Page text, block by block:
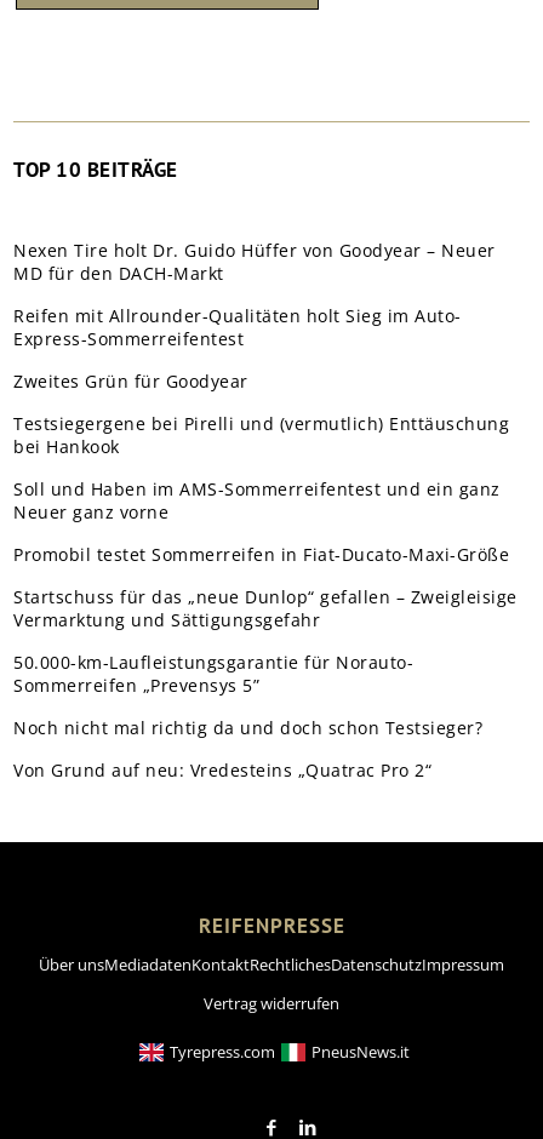
TOP 10 BEITRÄGE
Nexen Tire holt Dr. Guido Hüffer von Goodyear – Neuer
MD für den DACH-Markt
Reifen mit Allrounder-Qualitäten holt Sieg im Auto-
Express-Sommerreifentest
Zweites Grün für Goodyear
Testsiegergene bei Pirelli und (vermutlich) Enttäuschung
bei Hankook
Soll und Haben im AMS-Sommerreifentest und ein ganz
Neuer ganz vorne
Promobil testet Sommerreifen in Fiat-Ducato-Maxi-Größe
Startschuss für das „neue Dunlop“ gefallen – Zweigleisige
Vermarktung und Sättigungsgefahr
50.000-km-Laufleistungsgarantie für Norauto-
Sommerreifen „Prevensys 5”
Noch nicht mal richtig da und doch schon Testsieger?
Von Grund auf neu: Vredesteins „Quatrac Pro 2“
REIFENPRESSE
Über unsMediadatenKontaktRechtlichesDatenschutzImpressum
Vertrag widerrufen
Tyrepress.com PneusNews.it